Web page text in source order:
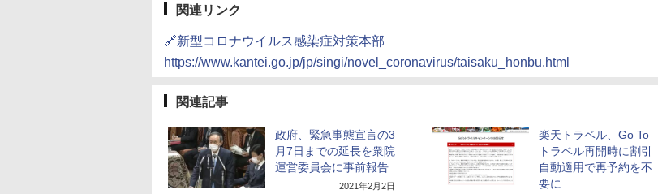
関連リンク
🔗新型コロナウイルス感染症対策本部
https://www.kantei.go.jp/jp/singi/novel_coronavirus/taisaku_honbu.html
関連記事
政府、緊急事態宣言の3
月7日までの延長を衆院
運営委員会に事前報告
2021年2月2日
楽天トラベル、Go To
トラベル再開時に割引
自動適用で再予約を不
要に